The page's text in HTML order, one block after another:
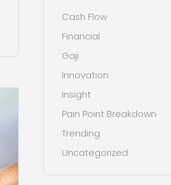
Cash Flow
Financial
Gaji
Innovation
Insight
Pain Point Breakdown
Trending
Uncategorized